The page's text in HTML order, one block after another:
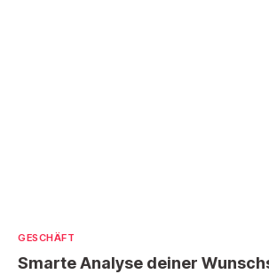
GESCHÄFT
Smarte Analyse deiner